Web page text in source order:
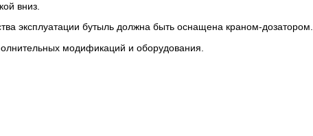
вниз.
эксплуатации бутыль должна быть оснащена краном-дозатором.
модификаций и оборудования.